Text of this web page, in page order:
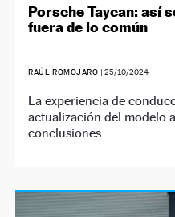
Porsche Taycan: así
fuera de lo común
RAÚL ROMOJARO | 25/10/2024
La experiencia de
actualización del modelo
conclusiones.